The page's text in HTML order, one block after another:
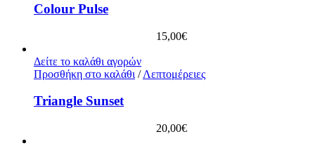
Colour Pulse
15,00€
Δείτε το καλάθι αγορών
Προσθήκη στο καλάθι / Λεπτομέρειες
Triangle Sunset
20,00€